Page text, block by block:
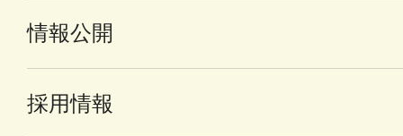
情報公開
採用情報